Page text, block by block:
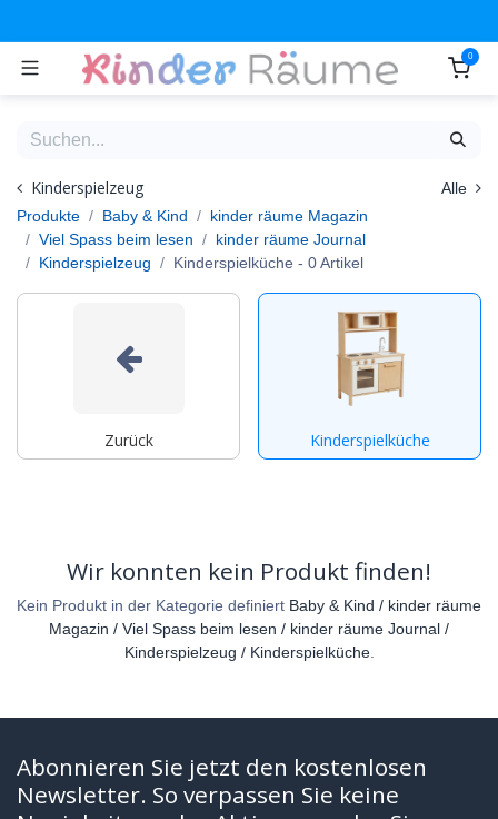
0
Kinderspielzeug
Alle
Produkte
Baby & Kind
kinder räume Magazin
Viel Spass beim lesen
kinder räume Journal
Kinderspielzeug
Kinderspielküche - 0 Artikel
Zurück Kinderspielküche
Wir konnten kein Produkt finden!
Kein Produkt in der Kategorie definiert Baby & Kind / kinder räume
Magazin / Viel Spass beim lesen / kinder räume Journal /
Kinderspielzeug / Kinderspielküche.
Abonnieren Sie jetzt den kostenlosen
Newsletter. So verpassen Sie keine